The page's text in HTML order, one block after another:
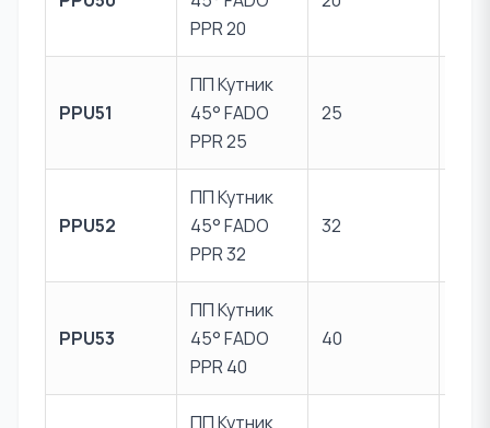
PPR 20
PPU51
ПП Кутник
45° FADO
PPR 25
25
PPU52
ПП Кутник
45° FADO
PPR 32
32
PPU53
ПП Кутник
45° FADO
PPR 40
40
ПП Кутник